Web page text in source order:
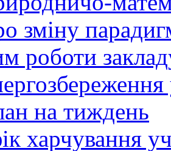
зміну
роботи
на тиждень
харчування